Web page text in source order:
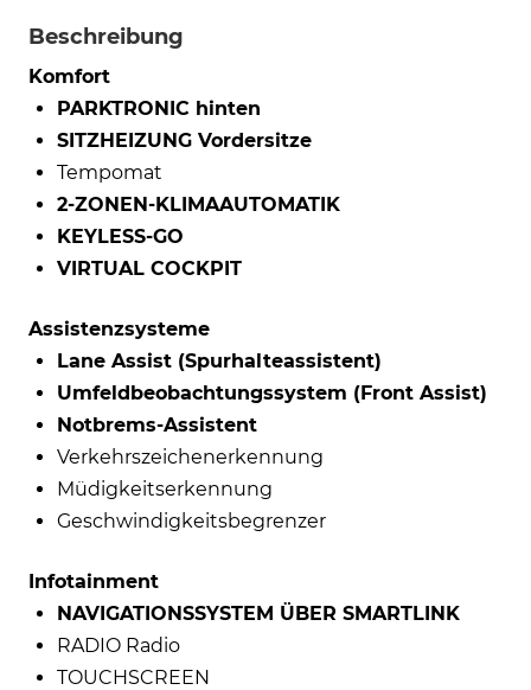
Beschreibung
Komfort
PARKTRONIC hinten
SITZHEIZUNG Vordersitze
Tempomat
2-ZONEN-KLIMAAUTOMATIK
KEYLESS-GO
VIRTUAL COCKPIT
Assistenzsysteme
Lane Assist (Spurhalteassistent)
Umfeldbeobachtungssystem (Front Assist)
Notbrems-Assistent
Verkehrszeichenerkennung
Müdigkeitserkennung
Geschwindigkeitsbegrenzer
Infotainment
NAVIGATIONSSYSTEM ÜBER SMARTLINK
RADIO Radio
TOUCHSCREEN